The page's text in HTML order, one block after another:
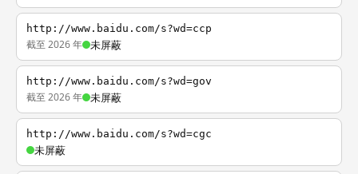
http://www.baidu.com/s?wd=ccp
截至 2026 年 未屏蔽
http://www.baidu.com/s?wd=gov
截至 2026 年 未屏蔽
http://www.baidu.com/s?wd=cgc
未屏蔽